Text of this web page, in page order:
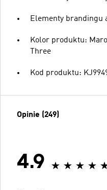
Elementy brandingu
Kolor produktu:
Three
Kod produktu:
Opinie (249)
4.9